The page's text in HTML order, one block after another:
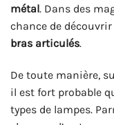
métal. Dans des
chance de
bras articulés.
De toute manière,
il est fort probable
types de lampes.